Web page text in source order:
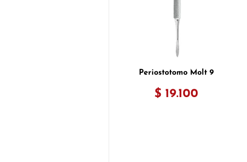
Periostotomo Molt 9
$ 19.100